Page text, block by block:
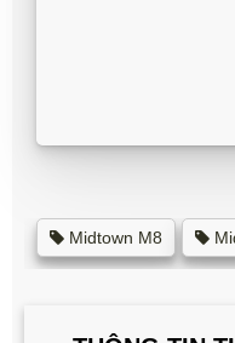
Midtown M8